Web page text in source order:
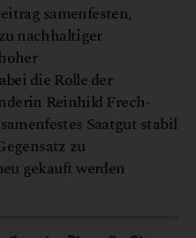
samenfesten,
nachhaltiger
die Rolle der
Reinhild Frech-
Saatgut stabil
zu
gekauft werden